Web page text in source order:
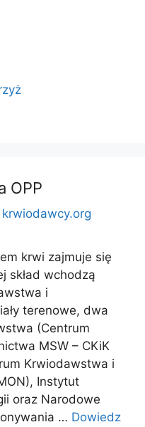
OPP
krwiodawcy.org
krwi zajmuje się
skład wchodzą
i
terenowe, dwa
(Centrum
MSW – CKiK
Krwiodawstwa i
Instytut
oraz Narodowe
… Dowiedz